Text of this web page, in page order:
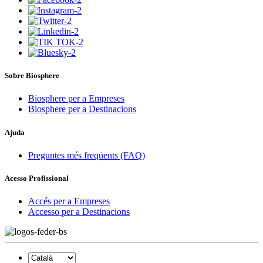
Sobre Biosphere
Biosphere per a Empreses
Biosphere per a Destinacions
Ajuda
Preguntes més freqüents (FAQ)
Acesso Profissional
Accés per a Empreses
Accesso per a Destinacions